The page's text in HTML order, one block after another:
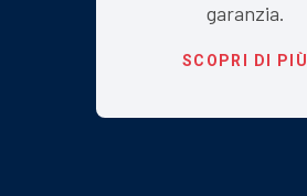
garanzia.
SCOPRI DI PIÙ